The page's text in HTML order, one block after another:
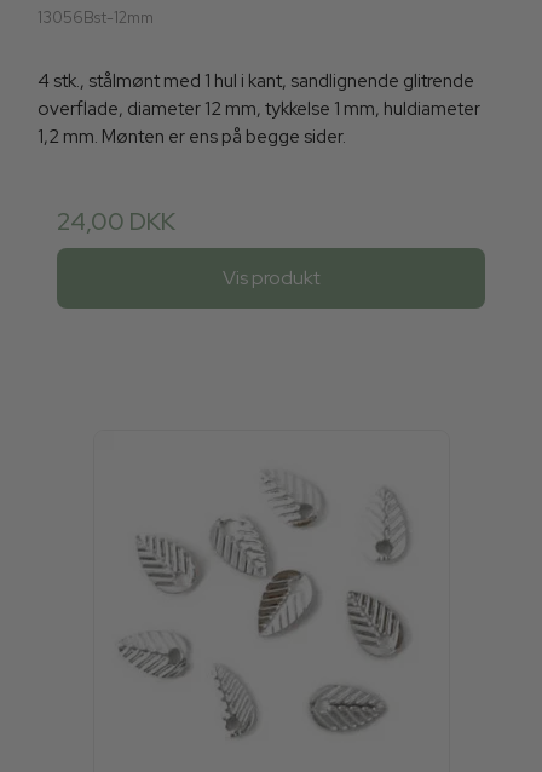
13056Bst-12mm
4 stk., stålmønt med 1 hul i kant, sandlignende glitrende
overflade, diameter 12 mm, tykkelse 1 mm, huldiameter
1,2 mm. Mønten er ens på begge sider.
24,00 DKK
Vis produkt